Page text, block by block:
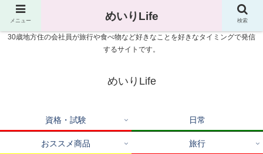
30歳地方住の会社員が旅行や食べ物など好きなことを好きなタイミングで発信
するサイトです。
めいりLife
資格・試験 日常
おススメ商品 旅行
メニュー めいりLife 検索